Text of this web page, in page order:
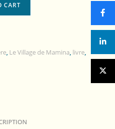
CART
, Le Village de Mamina, livre,